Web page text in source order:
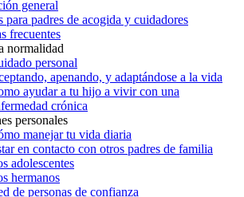
general
para padres de acogida y cuidadores
frecuentes
normalidad
personal
apenando, y adaptándose a la vida
ayudar a tu hijo a vivir con una
crónica
personales
manejar tu vida diaria
en contacto con otros padres de familia
adolescentes
hermanos
de personas de confianza